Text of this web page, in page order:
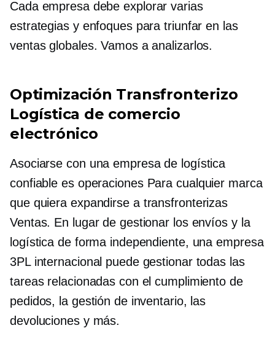
Cada empresa debe explorar varias
estrategias y enfoques para triunfar en las
ventas globales. Vamos a analizarlos.
Optimización Transfronterizo
Logística de comercio
electrónico
Asociarse con una empresa de logística
confiable es operaciones Para cualquier marca
que quiera expandirse a transfronterizas
Ventas. En lugar de gestionar los envíos y la
logística de forma independiente, una empresa
3PL internacional puede gestionar todas las
tareas relacionadas con el cumplimiento de
pedidos, la gestión de inventario, las
devoluciones y más.